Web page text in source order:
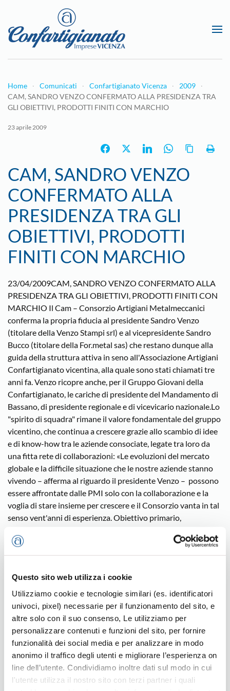
Questo sito web utilizza i cookie
Utilizziamo cookie e tecnologie similari (es. identificatori
univoci, pixel) necessarie per il funzionamento del sito, e
altre solo con il suo consenso, Le utilizziamo per
personalizzare contenuti e funzioni del sito, per fornire
funzionalità dei social media e per analizzare in modo
anonimo il traffico degli utenti e migliorare l’esperienza on
line dell’utente. Condividiamo inoltre dati sul modo in cui
l'utente utilizza il nostro sito con terzi partner i quali
Passa al contenuto principale
Home Comunicati Confartigianato Vicenza
2009
CAM, SANDRO VENZO CONFERMATO ALLA PRESIDENZA TRA
GLI OBIETTIVI, PRODOTTI FINITI CON MARCHIO
23 aprile 2009
CAM, SANDRO VENZO
CONFERMATO ALLA
PRESIDENZA TRA GLI
OBIETTIVI, PRODOTTI
FINITI CON MARCHIO
23/04/2009CAM, SANDRO VENZO CONFERMATO ALLA
PRESIDENZA TRA GLI OBIETTIVI, PRODOTTI FINITI CON
MARCHIO Il Cam – Consorzio Artigiani Metalmeccanici
conferma la propria fiducia al presidente Sandro Venzo
(titolare della Venzo Stampi srl) e al vicepresidente Sandro
Bucco (titolare della For.metal sas) che restano dunque alla
guida della struttura attiva in seno all'Associazione Artigiani
Confartigianato vicentina, alla quale sono stati chiamati tre
anni fa. Venzo ricopre anche, per il Gruppo Giovani della
Confartigianato, le cariche di presidente del Mandamento di
Bassano, di presidente regionale e di vicevicario nazionale.Lo
"spirito di squadra" rimane il valore fondamentale del gruppo
vicentino, che continua a crescere grazie allo scambio di idee
e di know-how tra le aziende consociate, legate tra loro da
una fitta rete di collaborazioni: «Le evoluzioni del mercato
globale e la difficile situazione che le nostre aziende stanno
vivendo – afferma al riguardo il presidente Venzo – possono
essere affrontate dalle PMI solo con la collaborazione e la
voglia di stare insieme per crescere e il Consorzio vanta in tal
senso vent'anni di esperienza. Obiettivo primario,
internazionale e di rafforzare la sua posizione in Italia,
proponendosi non più solo come subfornitori; l'intenzione è
finiti, che sia identificabile come ‘eccellenza' della
metalmeccanica. Il Consorzio è infatti composto da tre
diversi settori di produzione: meccanica di precisione,
lavorazione della lamiera e costruzione di stampi e modelli. La
capacità di coordinare la produzione all'interno dei gruppi e
tra i gruppi è il plusvalore che permette di lavorare per
collaudare e produrre interamente, in seno al Consorzio,
prodotti finiti commercializzabili con marchio Cam».Il Cam è
oggi in grado di seguire, attraverso la collaborazione tra i